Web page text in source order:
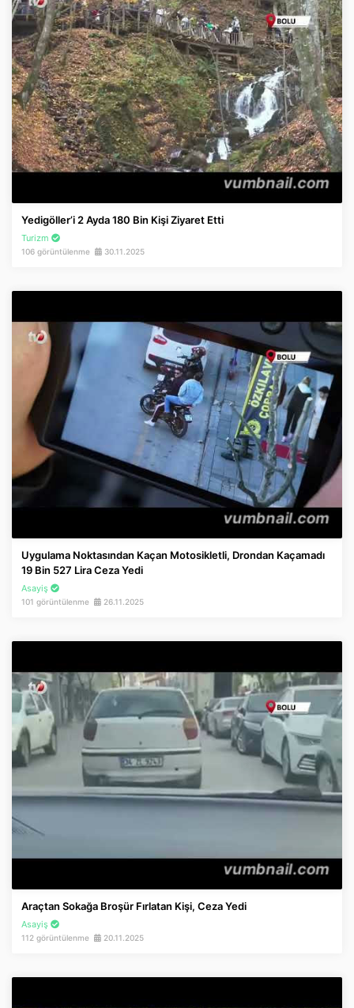
Yedigöller’i 2 Ayda 180 Bin Kişi Ziyaret Etti
Turizm
106 görüntülenme 30.11.2025
Uygulama Noktasından Kaçan Motosikletli, Drondan Kaçamadı
19 Bin 527 Lira Ceza Yedi
Asayiş
101 görüntülenme 26.11.2025
Araçtan Sokağa Broşür Fırlatan Kişi, Ceza Yedi
Asayiş
112 görüntülenme 20.11.2025